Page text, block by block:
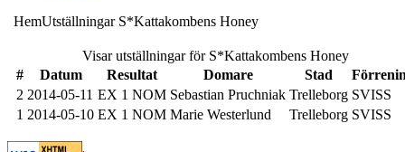
HemUtställningarS*Kattakombens Honey
Visar utställningar för S*Kattakombens Honey
#
Datum Resultat Domare Stad
2 2014-05-11 EX 1 NOM Sebastian Pruchniak Trelleborg SVISS
1 2014-05-10 EX 1 NOM Marie Westerlund Trelleborg SVISS